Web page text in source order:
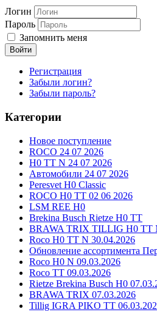
Логин
Пароль
Запомнить меня
Войти
Регистрация
Забыли логин?
Забыли пароль?
Категории
Новое поступление
ROCO 24 07 2026
H0 TT N 24 07 2026
Автомобили 24 07 2026
Peresvet H0 Classic
ROCO H0 TT 02 06 2026
LSM REE H0
Brekina Busch Rietze H0 TT
BRAWA TRIX TILLIG H0 TT
Roco H0 TT N 30.04.2026
Обновление ассортимента
Roco H0 N 09.03.2026
Roco TT 09.03.2026
Rietze Brekina Busch H0
BRAWA TRIX 07.03.2026
Tillig IGRA PIKO TT